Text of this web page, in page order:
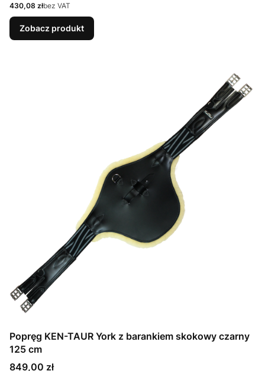
Cena
430,08 złbez VAT
Zobacz produkt
Popręg KEN-TAUR York z barankiem skokowy czarny
125 cm
Cena
849,00 zł